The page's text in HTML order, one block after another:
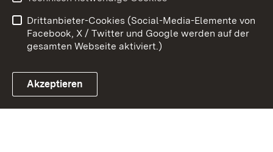
Link zum Landesportal
Barrierefreiheit
Impressum
Cookies
Drittanbieter-Cookies (Social-Media-Elemente von
Facebook, X / Twitter und Google werden auf der
gesamten Webseite aktiviert.)
Akzeptieren